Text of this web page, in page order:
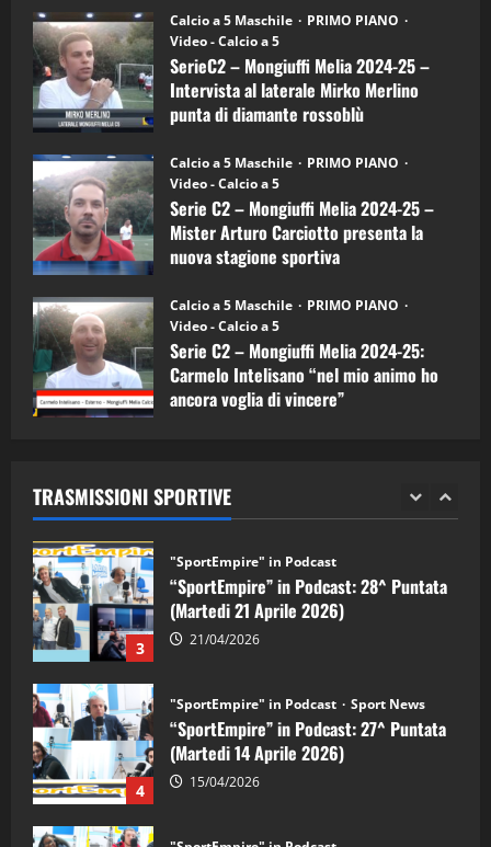
6)
–
Intervista
a
mister
Arturo
Carciotto
(Mongiuffi
Calcio a 5 Maschile
PRIMO PIANO
Video - Calcio a 5
SerieC2 – Mongiuffi Melia 2024-25 –
Intervista al laterale Mirko Merlino
punta di diamante rossoblù
Calcio a 5 Maschile
PRIMO PIANO
Video - Calcio a 5
Serie C2 – Mongiuffi Melia 2024-25 –
Mister Arturo Carciotto presenta la
nuova stagione sportiva
Calcio a 5 Maschile
PRIMO PIANO
Video - Calcio a 5
Serie C2 – Mongiuffi Melia 2024-25:
Carmelo Intelisano “nel mio animo ho
ancora voglia di vincere”
TRASMISSIONI SPORTIVE
5
“SportEmpire” in Podcast: 26^ Puntata
(Martedi 07 Aprile 2026)
08/04/2026
1
“SportEmpire” in Podcast: 30^ Puntata
(Martedi 05 Maggio 2026)
08/05/2026
2
“SportEmpire” in Podcast: 29^ Puntata
(Martedi 28 Aprile 2026)
28/04/2026
3 21/04/2026
4
"SportEmpire" in Podcast
“SportEmpire” in Podcast: 27^ Puntata
(Martedi 14 Aprile 2026)
15/04/2026
5
"SportEmpire" in Podcast
“SportEmpire” in Podcast: 26^ Puntata
(Martedi 07 Aprile 2026)
08/04/2026